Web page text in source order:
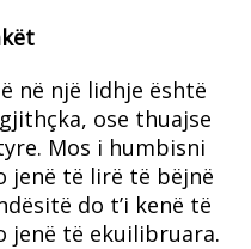
në një lidhje është
ose thuajse
Mos i humbisni
jenë të lirë të bëjnë
do t’i kenë të
jenë të ekuilibruara.